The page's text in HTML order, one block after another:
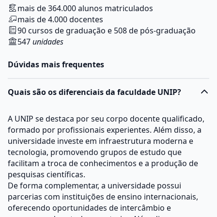
mais de 364.000 alunos matriculados
mais de 4.000 docentes
90 cursos de graduação e 508 de pós-graduação
547unidades
Dúvidas mais frequentes
Quais são os diferenciais da faculdade UNIP?
A UNIP se destaca por seu corpo docente qualificado,
formado por profissionais experientes. Além disso, a
universidade investe em infraestrutura moderna e
tecnologia, promovendo grupos de estudo que
facilitam a troca de conhecimentos e a produção de
pesquisas científicas.
De forma complementar, a universidade possui
parcerias com instituições de ensino internacionais,
oferecendo oportunidades de intercâmbio e